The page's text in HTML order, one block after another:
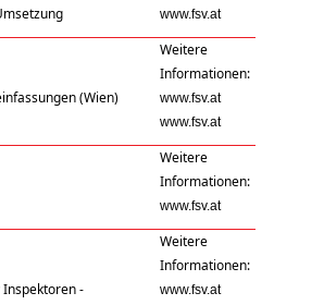
www.fsv.at
Weitere
Informationen:
(Wien) www.fsv.at
www.fsv.at
Weitere
Informationen:
www.fsv.at
Weitere
Informationen:
-
www.fsv.at